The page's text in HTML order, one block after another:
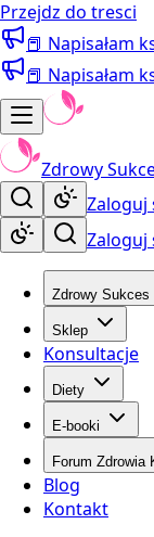
Przejdz do tresci
📕 Napisałam
📕 Napisałam
Zdrowy
Zaloguj
Zaloguj
Zdrowy Sukces
Sklep
Konsultacje
Diety
E-booki
Forum Zdrowia
Blog
Kontakt